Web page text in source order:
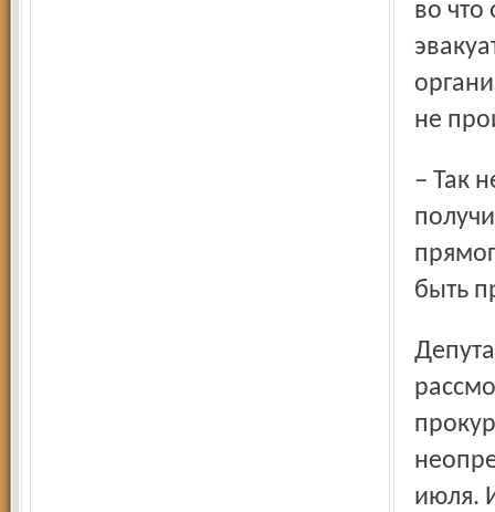
во что
не
– Так нельзя, – возмутился Андрей Крутиков. – Мы
быть
Депутаты сочли закон неподготовленным и отложили его
июля.